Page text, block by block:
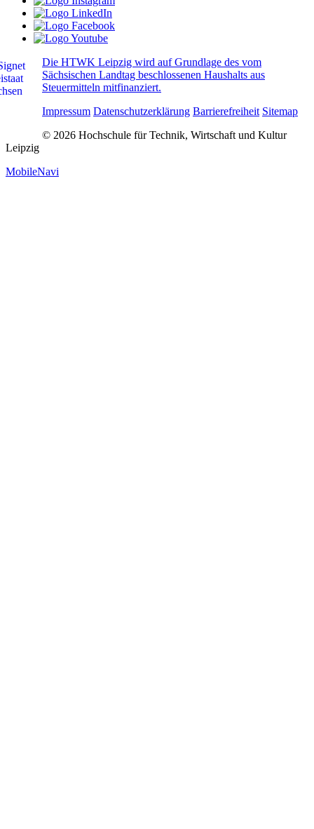
Die HTWK Leipzig wird auf Grundlage des vom
Sächsischen Landtag beschlossenen Haushalts aus
Steuermitteln mitfinanziert.
Impressum Datenschutzerklärung Barrierefreiheit Sitemap
© 2026 Hochschule für Technik, Wirtschaft und Kultur
Leipzig
MobileNavi